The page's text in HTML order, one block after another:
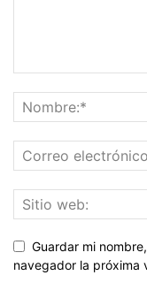
Guardar mi
navegador la próxima